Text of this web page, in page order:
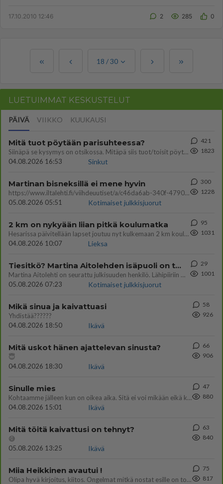
17.10.2010 12:46 2 285 0
18 /30
LUETUIMMAT KESKUSTELUT
PÄIVÄ VIIKKO KUUKAUSI
Mitä tuot pöytään parisuhteessa?
Siinäpä se kysymys on otsikossa. Mitäpä siis tuot/toisit pöytään parisuhteessa? Oletko mies vai nainen? Koetko sen mitä
04.08.2026 16:53
Sinkut
421
1823
Martinan bisneksillä ei mene hyvin
https://www.iltalehti.fi/viihdeuutiset/a/c46da6ab-340f-4790-aaa7-0865eed2336 Yrityksen konkurssihakemus on tullut kärä
05.08.2026 05:51
Kotimaiset julkkisjuorut
300
1228
2 km on nykyään liian pitkä koulumatka
Hesarissa päivitellään lapset joutuu nyt kulkemaan 2 km kouluun jösses. Ruostefillarilla tuo matka menee vaikka miten äk
04.08.2026 10:07
Lieksa
95
1031
Tiesitkö? Martina Aitolehden isäpuoli on tämä suosittu laulaja
Martina Aitolehti on seurattu julkisuuden henkilö. Lähipiiriin mahtuu muitakin tunnettuja henkilöitä. Tiesitkö, että Ma
05.08.2026 07:23
Kotimaiset julkkisjuorut
29
1001
Mikä sinua ja kaivattuasi
Yhdistää??????
04.08.2026 18:50
Ikävä
58
926
Mitä uskot hänen ajattelevan sinusta?
😇
04.08.2026 18:30
Ikävä
66
906
Sinulle mies
Kohtaamme jälleen kun on oikea aika. Sitä ei voi mikään eikä kukaan estää <3 <3
04.08.2026 15:01
Ikävä
47
880
Mitä töitä kaivattusi on tehnyt?
😅
05.08.2026 13:25
Ikävä
63
840
Miia Heikkinen avautui !
Olipa hyvä kirjoitus, kiitos. Ongelmat mitkä nostat esille on todellisia ja tämä ylimielisyys totta ja se näkyy kaikessa
75
817